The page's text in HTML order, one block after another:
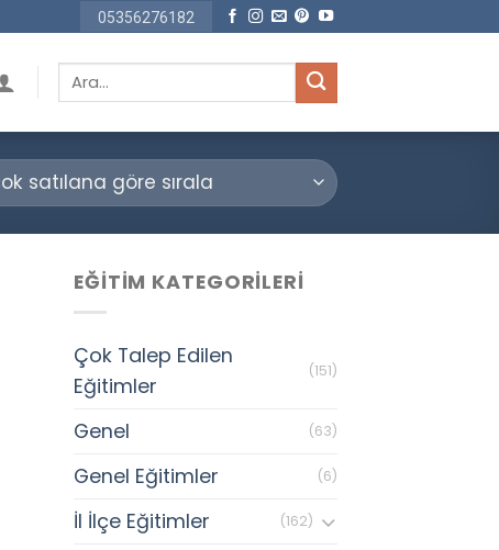
05356276182
Ara:
EĞITIM KATEGORILERI
Çok Talep Edilen
Eğitimler
(151)
Genel (63)
Genel Eğitimler (6)
İl İlçe Eğitimler (162)